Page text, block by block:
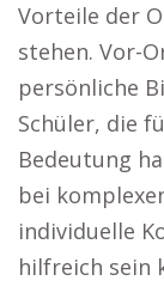
Vorteile der
stehen. Vor-
persönliche
Schüler, die
Bedeutung
bei
individuelle
hilfreich sein